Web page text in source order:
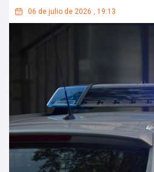
06 de julio de 2026 , 19:13